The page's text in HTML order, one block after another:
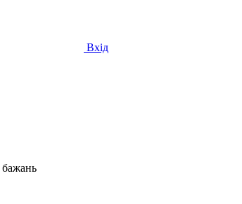
Вхід
бажань